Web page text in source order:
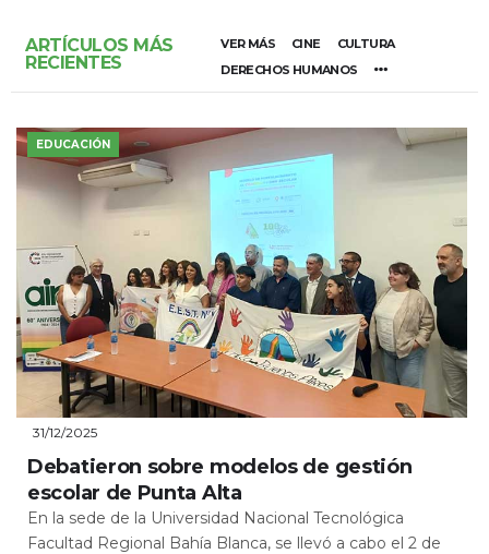
ARTÍCULOS MÁS
RECIENTES
VER MÁS CINE
CULTURA
DERECHOS HUMANOS
EDUCACIÓN
31/12/2025
Debatieron sobre modelos de gestión
escolar de Punta Alta
En la sede de la Universidad Nacional Tecnológica
Facultad Regional Bahía Blanca, se llevó a cabo el 2 de